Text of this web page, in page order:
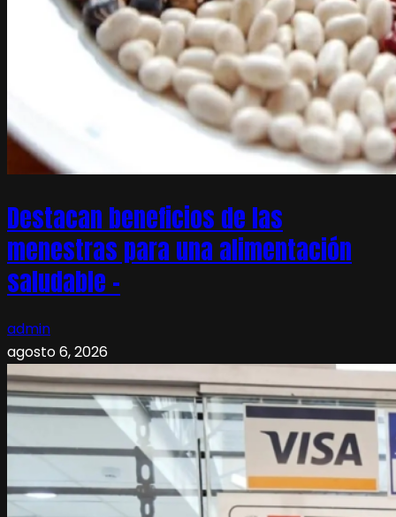
Destacan beneficios de las
menestras para una alimentación
saludable –
admin
agosto 6, 2026